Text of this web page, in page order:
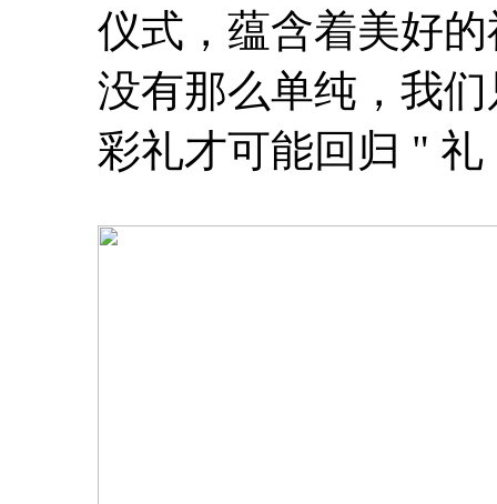
仪式，蕴含着美好
没有那么单纯，我
彩礼才可能回归 " 礼